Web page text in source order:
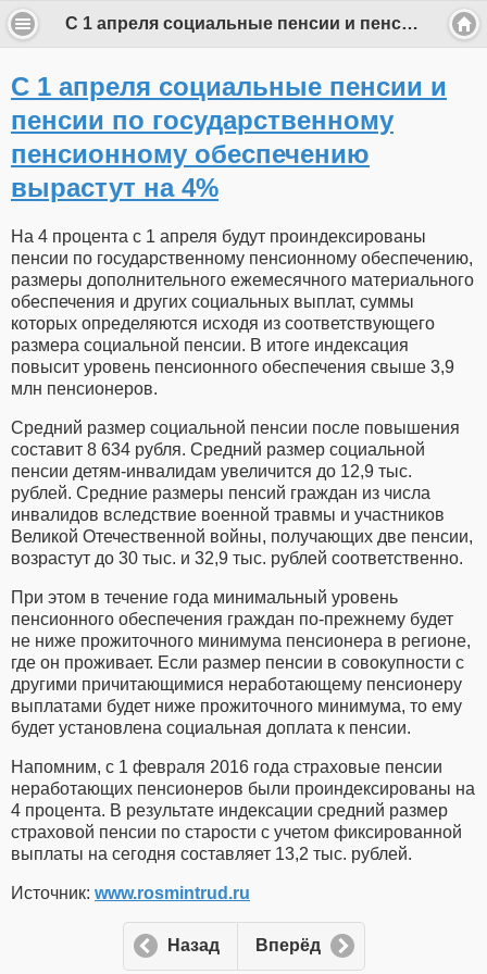
С 1 апреля социальные пенсии и пенсии по государственному пенсионному обеспечению вырастут на 4%
С 1 апреля социальные пенсии и
пенсии по государственному
пенсионному обеспечению
вырастут на 4%
На 4 процента с 1 апреля будут проиндексированы
пенсии по государственному пенсионному обеспечению,
размеры дополнительного ежемесячного материального
обеспечения и других социальных выплат, суммы
которых определяются исходя из соответствующего
размера социальной пенсии. В итоге индексация
повысит уровень пенсионного обеспечения свыше 3,9
млн пенсионеров.
Средний размер социальной пенсии после повышения
составит 8 634 рубля. Средний размер социальной
пенсии детям-инвалидам увеличится до 12,9 тыс.
рублей. Средние размеры пенсий граждан из числа
инвалидов вследствие военной травмы и участников
Великой Отечественной войны, получающих две пенсии,
возрастут до 30 тыс. и 32,9 тыс. рублей соответственно.
При этом в течение года минимальный уровень
пенсионного обеспечения граждан по-прежнему будет
не ниже прожиточного минимума пенсионера в регионе,
где он проживает. Если размер пенсии в совокупности с
другими причитающимися неработающему пенсионеру
выплатами будет ниже прожиточного минимума, то ему
будет установлена социальная доплата к пенсии.
Напомним, с 1 февраля 2016 года страховые пенсии
неработающих пенсионеров были проиндексированы на
4 процента. В результате индексации средний размер
страховой пенсии по старости с учетом фиксированной
выплаты на сегодня составляет 13,2 тыс. рублей.
Источник: www.rosmintrud.ru
Назад Вперёд